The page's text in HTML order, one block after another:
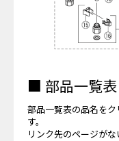
■ 部品一覧表
部品一覧表の品名を
す。
リンク先のページがな